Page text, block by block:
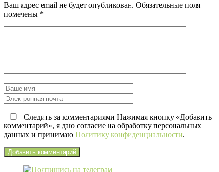
Ваш адрес email не будет опубликован. Обязательные поля
помечены *
Следить за комментариями Нажимая кнопку «Добавить
комментарий», я даю согласие на обработку персональных
данных и принимаю Политику конфиденциальности.